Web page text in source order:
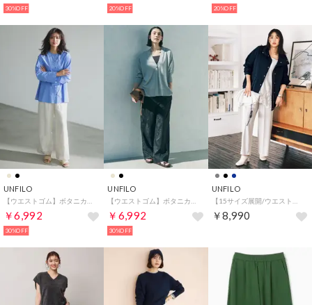
30%OFF 20%OFF 20%OFF
UNFILO
￥6,992
30%OFF
UNFILO
￥6,992
30%OFF
UNFILO
￥8,990